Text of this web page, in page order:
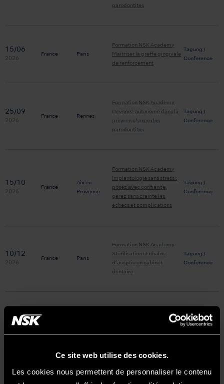
Ce site web utilise des cookies.
Les cookies nous permettent de personnaliser le contenu
parodontites
15/06
2026
France Paris
Formation NSK Academy
Maîtriser la greffe gingivale
de renforcement
Tagung /
Conference
25/09
2026
France Rennes
Formation NSK Academy
Devenez autonome dans la
prise en charge des
parodontites
Tagung /
Conference
15/10
2026
France
Aix en
Provence
Formation NSK Academy
Implantologie sans stress :
posez avec confiance,
gérez sans crainte les
échecs et complications
Tagung /
Conference
10/12
2026
France Paris
Formation NSK Academy
Stérilisation et chaîne
d’aseptie en cabinet
dentaire
Tagung /
Conference
11/12
2026
Tagung /
Conference